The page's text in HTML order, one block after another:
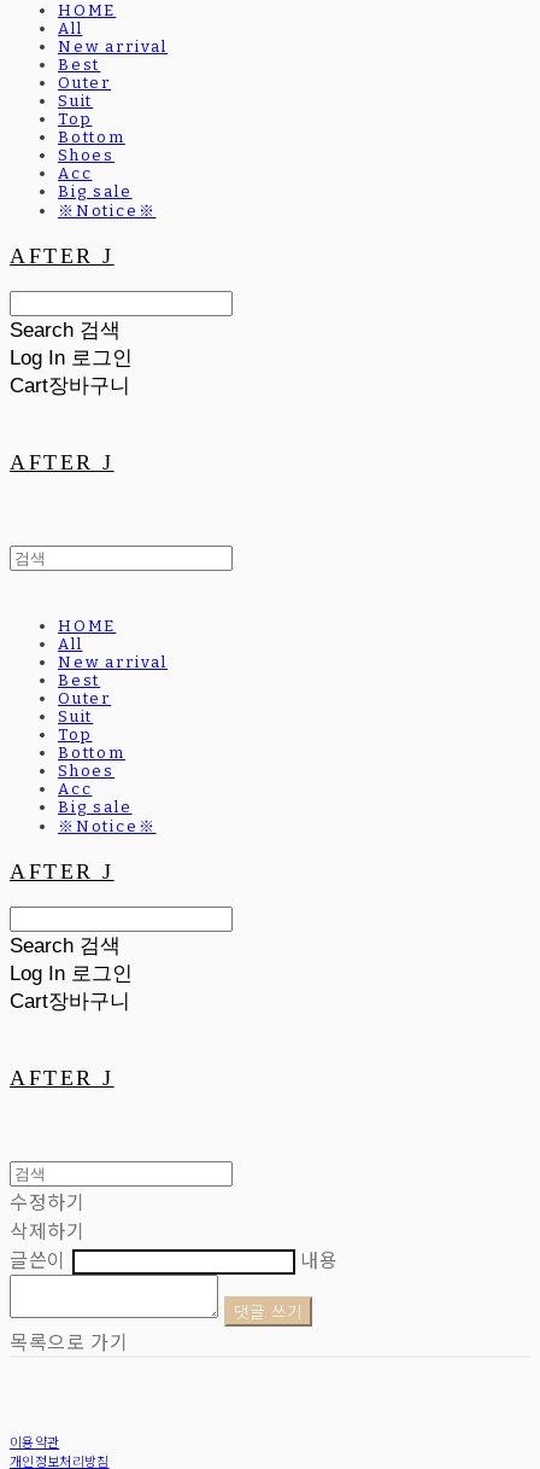
HOME
All
New arrival
Best
Outer
Suit
Top
Bottom
Shoes
Acc
Big sale
※Notice※
AFTER J
Search 검색
Log In 로그인
Cart장바구니
AFTER J
HOME
All
New arrival
Best
Outer
Suit
Top
Bottom
Shoes
Acc
Big sale
※Notice※
AFTER J
Search 검색
Log In 로그인
Cart장바구니
AFTER J
수정하기
삭제하기
글쓴이
내용
댓글 쓰기
목록으로 가기
이용약관
개인정보처리방침